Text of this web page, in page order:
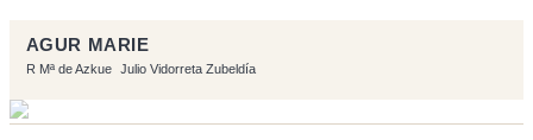
AGUR MARIE
R Mª de Azkue Julio Vidorreta Zubeldía